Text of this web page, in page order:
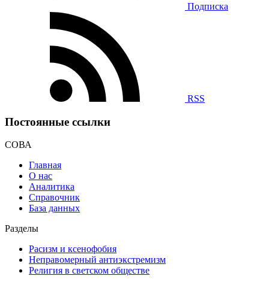
Подписка
RSS
Постоянные ссылки
СОВА
Главная
О нас
Аналитика
Справочник
База данных
Разделы
Расизм и ксенофобия
Неправомерный антиэкстремизм
Религия в светском обществе